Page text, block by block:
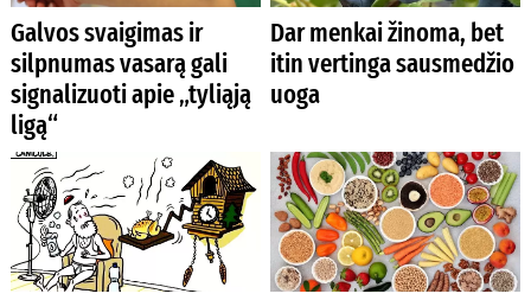
Galvos svaigimas ir
silpnumas vasarą gali
signalizuoti apie „tyliąją
ligą“
Dar menkai žinoma, bet
itin vertinga sausmedžio
uoga